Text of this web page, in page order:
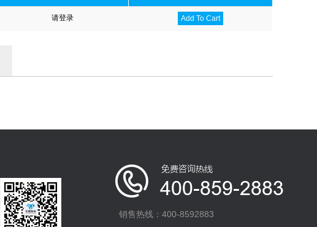
请登录 Add To Cart
销售热线：400-8592883